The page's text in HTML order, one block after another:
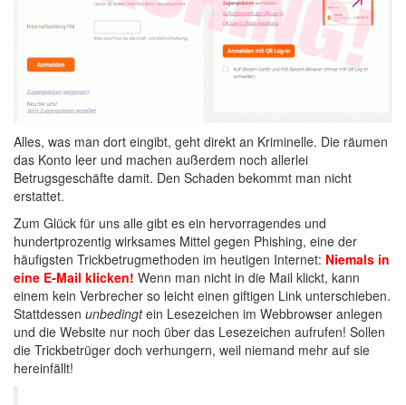
Alles, was man dort eingibt, geht direkt an Kriminelle. Die räumen
das Konto leer und machen außerdem noch allerlei
Betrugsgeschäfte damit. Den Schaden bekommt man nicht
erstattet.
Zum Glück für uns alle gibt es ein hervorragendes und
hundertprozentig wirksames Mittel gegen Phishing, eine der
häufigsten Trickbetrugmethoden im heutigen Internet: Niemals in
eine E-Mail klicken! Wenn man nicht in die Mail klickt, kann
einem kein Verbrecher so leicht einen giftigen Link unterschieben.
Stattdessen unbedingtein Lesezeichen im Webbrowser anlegen
und die Website nur noch über das Lesezeichen aufrufen! Sollen
die Trickbetrüger doch verhungern, weil niemand mehr auf sie
hereinfällt!